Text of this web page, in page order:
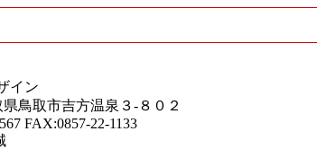
イン
県鳥取市吉方温泉３-８０２
FAX:0857-22-1133